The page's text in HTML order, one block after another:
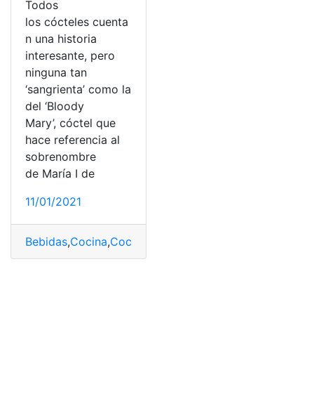
Todos
los cócteles cuenta
n una historia
interesante, pero
ninguna tan
‘sangrienta’ como la
del ‘Bloody
Mary’, cóctel que
hace referencia al
sobrenombre
de María I de
11/01/2021
Bebidas,Cocina,Cocteles